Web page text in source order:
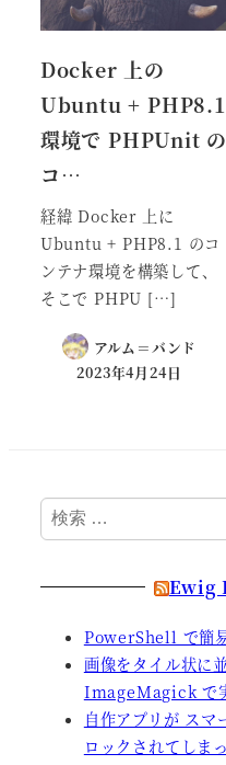
Docker 上の
Ubuntu + PHP8.1
環境で PHPUnit の
コ…
経緯 Docker 上に
Ubuntu + PHP8.1 のコ
ンテナ環境を構築して、
そこで PHPU […]
アルム＝バンド
2023年4月24日
検
索
Ewig
PowerShell で簡
画像をタイル状に
ImageMagick で
自作アプリが スマ
ロックされてしま